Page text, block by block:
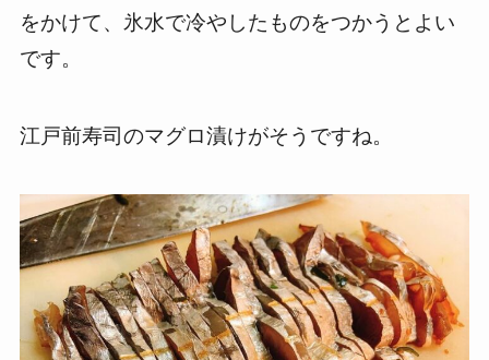
をかけて、氷水で冷やしたものをつかうとよい
です。
江戸前寿司のマグロ漬けがそうですね。